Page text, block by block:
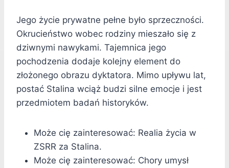
Jego życie prywatne pełne było sprzeczności.
Okrucieństwo wobec rodziny mieszało się z
dziwnymi nawykami. Tajemnica jego
pochodzenia dodaje kolejny element do
złożonego obrazu dyktatora. Mimo upływu lat,
postać Stalina wciąż budzi silne emocje i jest
przedmiotem badań historyków.
Może cię zainteresować: Realia życia w
ZSRR za Stalina.
Może cię zainteresować: Chory umysł